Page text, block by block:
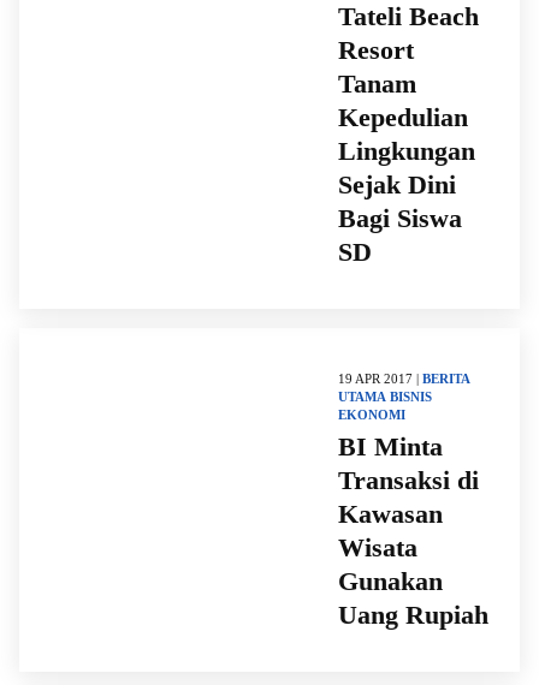
Tateli Beach
Resort
Tanam
Kepedulian
Lingkungan
Sejak Dini
Bagi Siswa
SD
19 APR 2017 | BERITA
UTAMA BISNIS
EKONOMI
BI Minta
Transaksi di
Kawasan
Wisata
Gunakan
Uang Rupiah